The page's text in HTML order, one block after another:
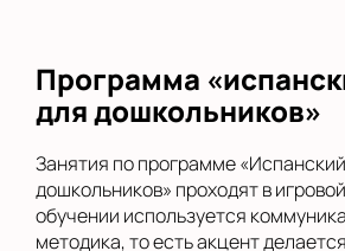
Программа
для дошкольников»
Занятия по программе
дошкольников» проходят в
обучении используется
методика, то есть акцент